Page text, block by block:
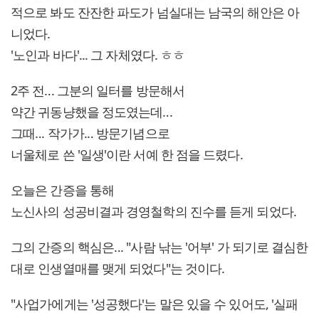
적으로 봐도 잔잔한 파도가 넘실대는 남국의 해안은 아
니었다.
'노인과 바다'... 그 자체였다. ㅎㅎ
2주 전‥. 그분의 일터를 방문해서
약간 귀동냥했을 정도였는데‥.
그때‥. 작가가.‥ 방문기념으로
너울체로 쓴 '일생'이란 서예 한 점을 드렸다.
오늘은 간증을 통해
노신사의 성공비결과 경영철학의 진수를 듣게 되었다.
그의 간증의 핵심은‥. "사람 낚는 '어부' 가 되기로 결심한
대로 인생열매를 맺게 되었다"는 것이다.
"사업가에게는 '성공했다'는 말은 있을 수 있어도, '실패